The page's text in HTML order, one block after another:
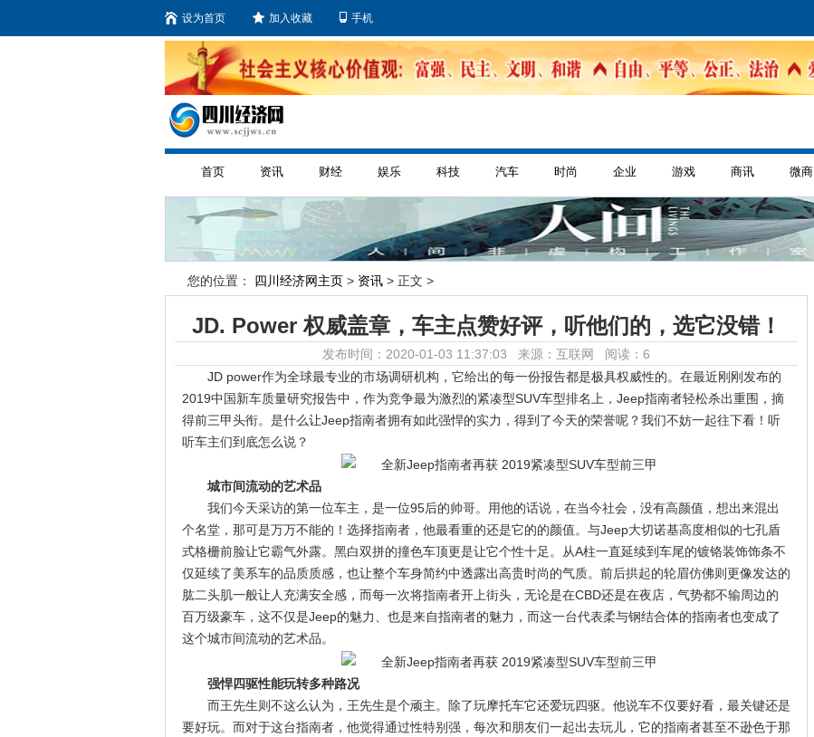
设为首页 加入收藏 手机
首页 资讯 财经 娱乐 科技 汽车 时尚 企业 游戏 商讯 微商
您的位置： 四川经济网主页 > 资讯 > 正文 >
JD. Power 权威盖章，车主点赞好评，听他们的，选它没错！
发布时间：2020-01-03 11:37:03 来源：互联网 阅读：6
JD power作为全球最专业的市场调研机构，它给出的每一份报告都是极具权威性的。在最近刚刚发布的
2019中国新车质量研究报告中，作为竞争最为激烈的紧凑型SUV车型排名上，Jeep指南者轻松杀出重围，摘
得前三甲头衔。是什么让Jeep指南者拥有如此强悍的实力，得到了今天的荣誉呢？我们不妨一起往下看！听
听车主们到底怎么说？
城市间流动的艺术品
我们今天采访的第一位车主，是一位95后的帅哥。用他的话说，在当今社会，没有高颜值，想出来混出
个名堂，那可是万万不能的！选择指南者，他最看重的还是它的的颜值。与Jeep大切诺基高度相似的七孔盾
式格栅前脸让它霸气外露。黑白双拼的撞色车顶更是让它个性十足。从A柱一直延续到车尾的镀铬装饰饰条不
仅延续了美系车的品质质感，也让整个车身简约中透露出高贵时尚的气质。前后拱起的轮眉仿佛则更像发达的
肱二头肌一般让人充满安全感，而每一次将指南者开上街头，无论是在CBD还是在夜店，气势都不输周边的
百万级豪车，这不仅是Jeep的魅力、也是来自指南者的魅力，而这一台代表柔与钢结合体的指南者也变成了
这个城市间流动的艺术品。
强悍四驱性能玩转多种路况
而王先生则不这么认为，王先生是个顽主。除了玩摩托车它还爱玩四驱。他说车不仅要好看，最关键还是
要好玩。而对于这台指南者，他觉得通过性特别强，每次和朋友们一起出去玩儿，它的指南者甚至不逊色于那